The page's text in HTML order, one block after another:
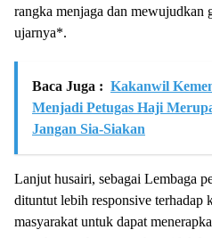
rangka menjaga dan mewujudkan
ujarnya*.
Baca Juga : Kakanwil
Menjadi Petugas Haji
Jangan Sia-Siakan
Lanjut husairi, sebagai Lembaga
dituntut lebih responsive terhadap
masyarakat untuk dapat